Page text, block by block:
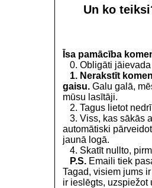
Un ko
Īsa pamācība
0. Obligāti jāievada
1. Nerakstīt
gaisu. Galu galā,
mūsu lasītāji.
2. Tagus lietot
3. Viss, kas sākās
automātiski
jaunā logā.
4. Skatīt nullto,
P.S. Emaili tiek
Tagad, visiem jums
ir ieslēgts, uzspiežot